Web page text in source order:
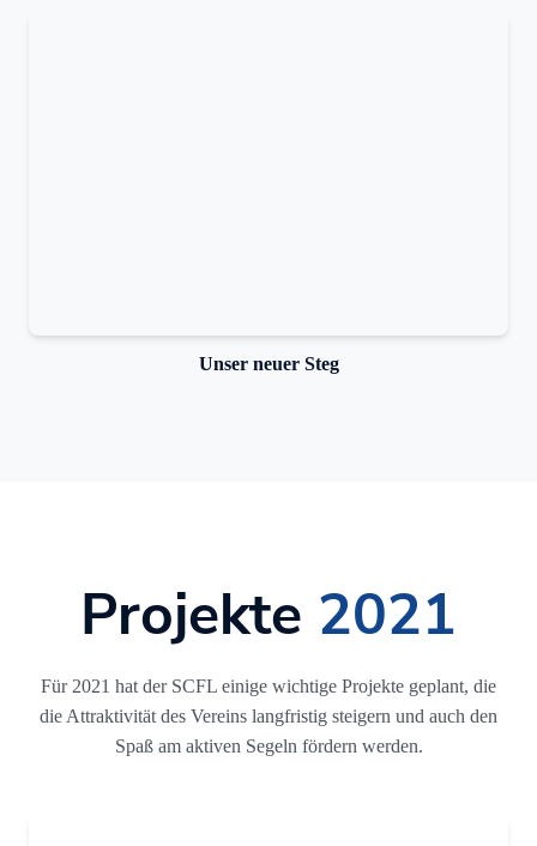
Unser neuer Steg
Projekte 2021
Für 2021 hat der SCFL einige wichtige Projekte geplant, die
die Attraktivität des Vereins langfristig steigern und auch den
Spaß am aktiven Segeln fördern werden.